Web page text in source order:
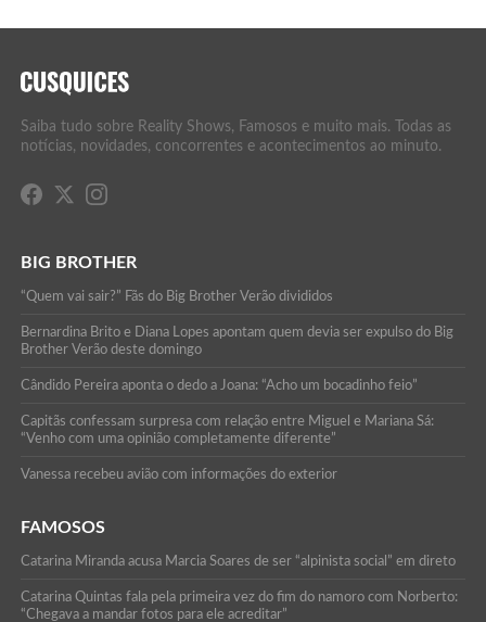
Saiba tudo sobre Reality Shows, Famosos e muito mais. Todas as
notícias, novidades, concorrentes e acontecimentos ao minuto.
BIG BROTHER
“Quem vai sair?” Fãs do Big Brother Verão divididos
Bernardina Brito e Diana Lopes apontam quem devia ser expulso do Big
Brother Verão deste domingo
Cândido Pereira aponta o dedo a Joana: “Acho um bocadinho feio”
Capitãs confessam surpresa com relação entre Miguel e Mariana Sá:
“Venho com uma opinião completamente diferente”
Vanessa recebeu avião com informações do exterior
FAMOSOS
Catarina Miranda acusa Marcia Soares de ser “alpinista social” em direto
Catarina Quintas fala pela primeira vez do fim do namoro com Norberto:
“Chegava a mandar fotos para ele acreditar”